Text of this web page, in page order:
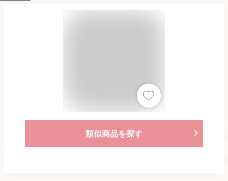
類似商品を探す